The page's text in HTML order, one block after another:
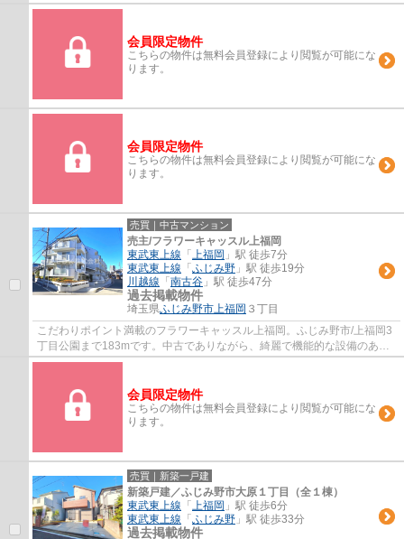
すすめです。ふじみ野市でマイホームのご購...
会員限定物件
こちらの物件は無料会員登録により閲覧が可能にな
ります。
会員限定物件
こちらの物件は無料会員登録により閲覧が可能にな
ります。
売買｜中古マンション
売主/フラワーキャッスル上福岡
東武東上線 「 上福岡 」駅 徒歩7分
東武東上線 「 ふじみ野 」駅 徒歩19分
川越線 「 南古谷 」駅 徒歩47分
過去掲載物件
埼玉県ふじみ野市上福岡 ３丁目
こだわりポイント満載のフラワーキャッスル上福岡。ふじみ野市/上福岡3
丁目公園まで183mです。中古でありながら、綺麗で機能的な設備のある
マンションです。駅まで徒歩7分の場所にある...
会員限定物件
こちらの物件は無料会員登録により閲覧が可能にな
ります。
売買｜新築一戸建
新築戸建／ふじみ野市大原１丁目（全１棟）
東武東上線 「 上福岡 」駅 徒歩6分
東武東上線 「 ふじみ野 」駅 徒歩33分
過去掲載物件